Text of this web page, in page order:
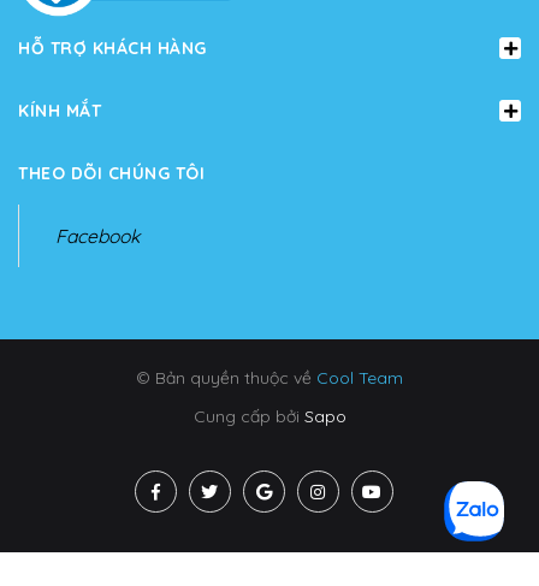
HỖ TRỢ KHÁCH HÀNG
KÍNH MẮT
THEO DÕI CHÚNG TÔI
Facebook
© Bản quyền thuộc về Cool Team
Cung cấp bởi Sapo